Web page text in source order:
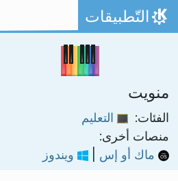
تخط المحتوى
الصفحة الرئيسة
التّطبيقات
منويت
الفئات:
التعليم
منصات أخرى:
ماك أو إس
| ويندوز